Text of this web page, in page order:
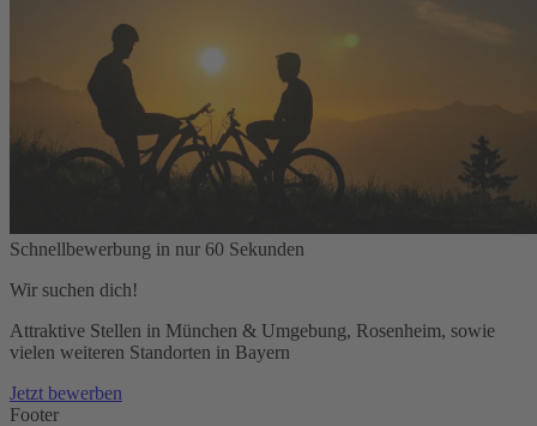
Schnellbewerbung in nur 60 Sekunden
Wir suchen dich!
Attraktive Stellen in München & Umgebung, Rosenheim, sowie
vielen weiteren Standorten in Bayern
Jetzt bewerben
Footer